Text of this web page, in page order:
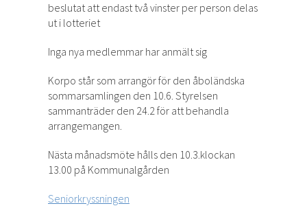
beslutat att endast två vinster per person delas
ut i lotteriet
Inga nya medlemmar har anmält sig
Korpo står som arrangör för den åboländska
sommarsamlingen den 10.6. Styrelsen
sammanträder den 24.2 för att behandla
arrangemangen.
Nästa månadsmöte hålls den 10.3.klockan
13.00 på Kommunalgården
Seniorkryssningen